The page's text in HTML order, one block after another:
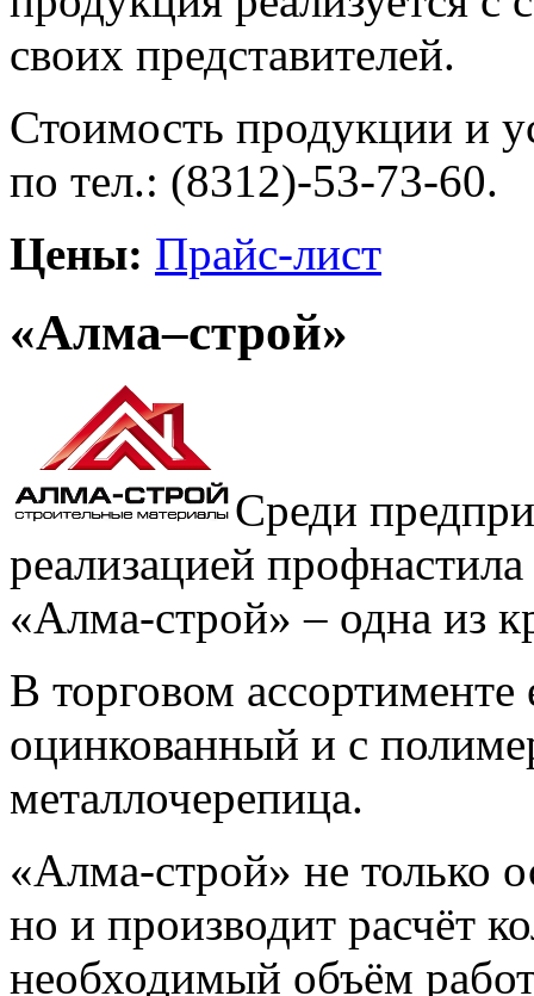
своих представителей.
Стоимость продукции и
по тел.: (8312)-53-73-60.
Цены: Прайс-лист
«Алма–строй»
Среди
реализацией
«Алма-строй» – одна из
В торговом ассортименте
оцинкованный и с
металлочерепица.
«Алма-строй» не только
но и производит расчёт
необходимый объём